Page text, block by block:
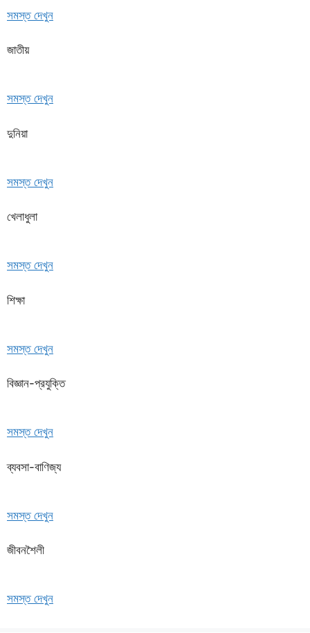
সমস্ত দেখুন
জাতীয়
সমস্ত দেখুন
দুনিয়া
সমস্ত দেখুন
খেলাধুলা
সমস্ত দেখুন
শিক্ষা
সমস্ত দেখুন
বিজ্ঞান-প্রযুক্তি
সমস্ত দেখুন
ব্যবসা-বাণিজ্য
সমস্ত দেখুন
জীবনশৈলী
সমস্ত দেখুন